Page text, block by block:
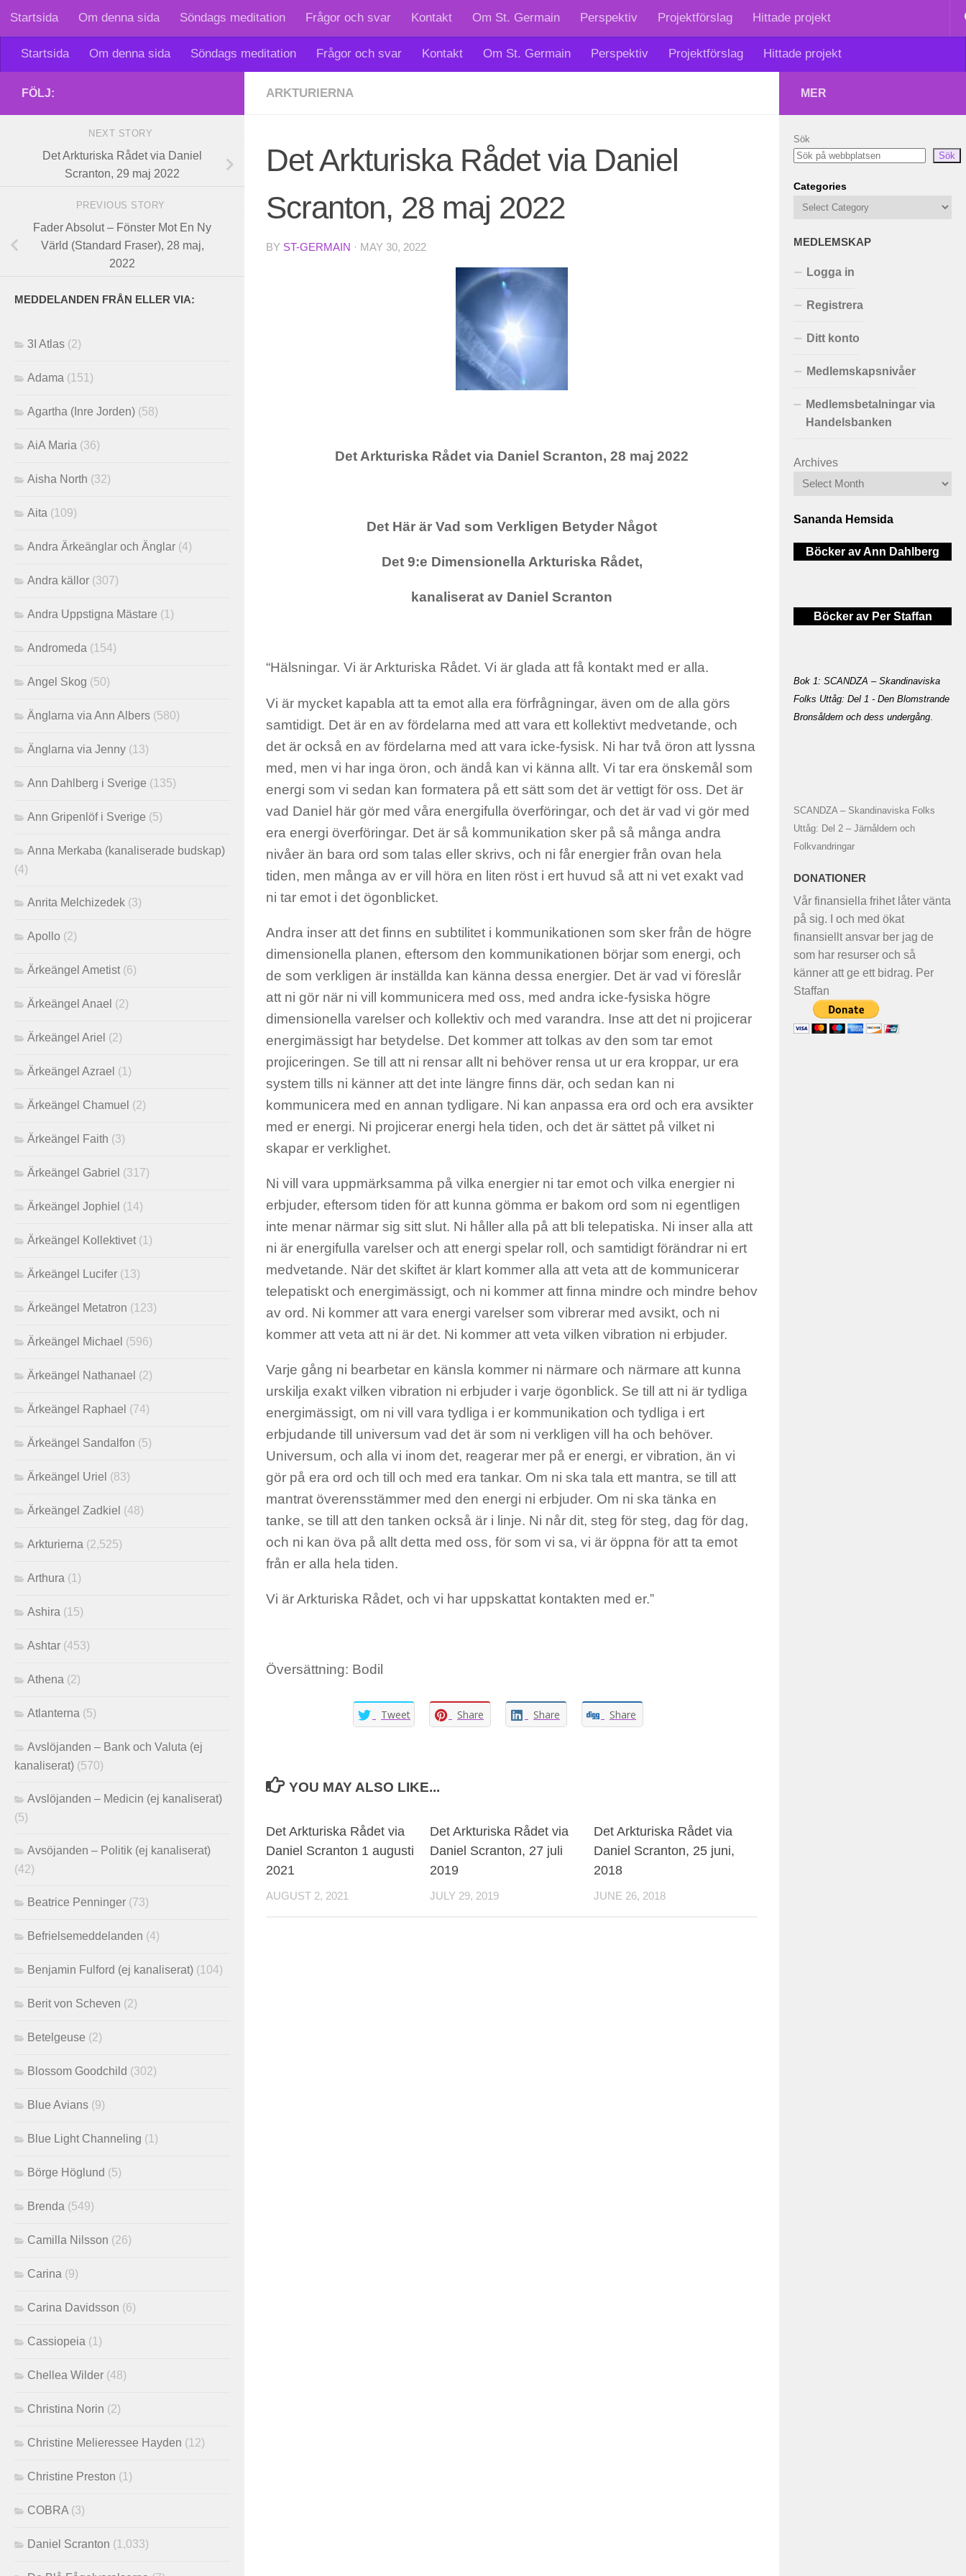
Skip to content
Startsida Om denna sida Söndags meditation Frågor och svar Kontakt Om St. Germain Perspektiv Projektförslag Hittade projekt
Startsida Om denna sida Söndags meditation Frågor och svar Kontakt Om St. Germain Perspektiv Projektförslag Hittade projekt
ARKTURIERNA
Det Arkturiska Rådet via Daniel
Scranton, 28 maj 2022
BY ST-GERMAIN · MAY 30, 2022
Det Arkturiska Rådet via Daniel Scranton, 28 maj 2022
Det Här är Vad som Verkligen Betyder Något
Det 9:e Dimensionella Arkturiska Rådet,
kanaliserat av Daniel Scranton
“Hälsningar. Vi är Arkturiska Rådet. Vi är glada att få kontakt med er alla.
Vi är mycket kapabla att ta emot alla era förfrågningar, även om de alla görs
samtidigt. Det är en av fördelarna med att vara ett kollektivt medvetande, och
det är också en av fördelarna med att vara icke-fysisk. Ni har två öron att lyssna
med, men vi har inga öron, och ändå kan vi känna allt. Vi tar era önskemål som
energi som vi sedan kan formatera på ett sätt som det är vettigt för oss. Det är
vad Daniel här gör med våra energifulla överföringar, och det är vad vi gör med
era energi överföringar. Det är så kommunikation sker på så många andra
nivåer än bara ord som talas eller skrivs, och ni får energier från ovan hela
tiden, men många av er vill höra en liten röst i ert huvud så att ni vet exakt vad
ni tar emot i det ögonblicket.
Andra inser att det finns en subtilitet i kommunikationen som sker från de högre
dimensionella planen, eftersom den kommunikationen börjar som energi, och
de som verkligen är inställda kan känna dessa energier. Det är vad vi föreslår
att ni gör när ni vill kommunicera med oss, med andra icke-fysiska högre
dimensionella varelser och kollektiv och med varandra. Inse att det ni projicerar
energimässigt har betydelse. Det kommer att tolkas av den som tar emot
projiceringen. Se till att ni rensar allt ni behöver rensa ut ur era kroppar, ur era
system tills ni känner att det inte längre finns där, och sedan kan ni
kommunicera med en annan tydligare. Ni kan anpassa era ord och era avsikter
med er energi. Ni projicerar energi hela tiden, och det är sättet på vilket ni
skapar er verklighet.
Ni vill vara uppmärksamma på vilka energier ni tar emot och vilka energier ni
erbjuder, eftersom tiden för att kunna gömma er bakom ord som ni egentligen
inte menar närmar sig sitt slut. Ni håller alla på att bli telepatiska. Ni inser alla att
ni är energifulla varelser och att energi spelar roll, och samtidigt förändrar ni ert
medvetande. När det skiftet är klart kommer alla att veta att de kommunicerar
telepatiskt och energimässigt, och ni kommer att finna mindre och mindre behov
av ord. Ni kommer att vara energi varelser som vibrerar med avsikt, och ni
kommer att veta att ni är det. Ni kommer att veta vilken vibration ni erbjuder.
Varje gång ni bearbetar en känsla kommer ni närmare och närmare att kunna
urskilja exakt vilken vibration ni erbjuder i varje ögonblick. Se till att ni är tydliga
energimässigt, om ni vill vara tydliga i er kommunikation och tydliga i ert
erbjudande till universum vad det är som ni verkligen vill ha och behöver.
Universum, och alla vi inom det, reagerar mer på er energi, er vibration, än vi
gör på era ord och till och med era tankar. Om ni ska tala ett mantra, se till att
mantrat överensstämmer med den energi ni erbjuder. Om ni ska tänka en
tanke, se till att den tanken också är i linje. Ni når dit, steg för steg, dag för dag,
och ni kan öva på allt detta med oss, för som vi sa, vi är öppna för att ta emot
från er alla hela tiden.
Vi är Arkturiska Rådet, och vi har uppskattat kontakten med er.”
Översättning: Bodil
Tweet Share Share Share
YOU MAY ALSO LIKE...
Det Arkturiska Rådet via
Daniel Scranton 1 augusti
2021
AUGUST 2, 2021
Det Arkturiska Rådet via
Daniel Scranton, 27 juli
2019
JULY 29, 2019
Det Arkturiska Rådet via
Daniel Scranton, 25 juni,
2018
JUNE 26, 2018
FÖLJ:
NEXT STORY
Det Arkturiska Rådet via Daniel
Scranton, 29 maj 2022
PREVIOUS STORY
Fader Absolut – Fönster Mot En Ny
Värld (Standard Fraser), 28 maj,
2022
MEDDELANDEN FRÅN ELLER VIA:
3I Atlas (2)
Adama (151)
Agartha (Inre Jorden) (58)
AiA Maria (36)
Aisha North (32)
Aita (109)
Andra Ärkeänglar och Änglar (4)
Andra källor (307)
Andra Uppstigna Mästare (1)
Andromeda (154)
Angel Skog (50)
Änglarna via Ann Albers (580)
Änglarna via Jenny (13)
Ann Dahlberg i Sverige (135)
Ann Gripenlöf i Sverige (5)
Anna Merkaba (kanaliserade budskap)
(4)
Anrita Melchizedek (3)
Apollo (2)
Ärkeängel Ametist (6)
Ärkeängel Anael (2)
Ärkeängel Ariel (2)
Ärkeängel Azrael (1)
Ärkeängel Chamuel (2)
Ärkeängel Faith (3)
Ärkeängel Gabriel (317)
Ärkeängel Jophiel (14)
Ärkeängel Kollektivet (1)
Ärkeängel Lucifer (13)
Ärkeängel Metatron (123)
Ärkeängel Michael (596)
Ärkeängel Nathanael (2)
Ärkeängel Raphael (74)
Ärkeängel Sandalfon (5)
Ärkeängel Uriel (83)
Ärkeängel Zadkiel (48)
Arkturierna (2,525)
Arthura (1)
Ashira (15)
Ashtar (453)
Athena (2)
Atlanterna (5)
Avslöjanden – Bank och Valuta (ej
kanaliserat) (570)
Avslöjanden – Medicin (ej kanaliserat)
(5)
Avsöjanden – Politik (ej kanaliserat)
(42)
Beatrice Penninger (73)
Befrielsemeddelanden (4)
Benjamin Fulford (ej kanaliserat) (104)
Berit von Scheven (2)
Betelgeuse (2)
Blossom Goodchild (302)
Blue Avians (9)
Blue Light Channeling (1)
Börge Höglund (5)
Brenda (549)
Camilla Nilsson (26)
Carina (9)
Carina Davidsson (6)
Cassiopeia (1)
Chellea Wilder (48)
Christina Norin (2)
Christine Melieressee Hayden (12)
Christine Preston (1)
COBRA (3)
Daniel Scranton (1,033)
MER
Sök
Sök
Categories
MEDLEMSKAP
Logga in
Registrera
Ditt konto
Medlemskapsnivåer
Medlemsbetalningar via
Handelsbanken
Archives
Sananda Hemsida
Böcker av Ann Dahlberg
Böcker av Per Staffan
Bok 1: SCANDZA – Skandinaviska
Folks Uttåg: Del 1 - Den Blomstrande
Bronsåldern och dess undergång.
SCANDZA – Skandinaviska Folks
Uttåg: Del 2 – Järnåldern och
Folkvandringar
DONATIONER
Vår finansiella frihet låter vänta
på sig. I och med ökat
finansiellt ansvar ber jag de
som har resurser och så
känner att ge ett bidrag. Per
Staffan